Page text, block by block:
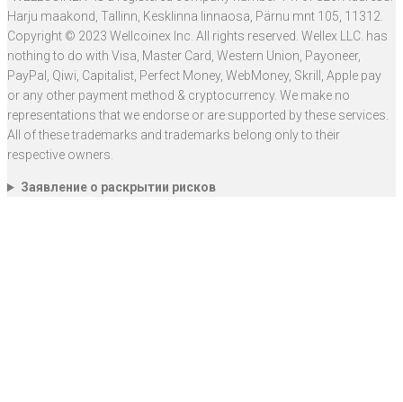
Harju maakond, Tallinn, Kesklinna linnaosa, Pärnu mnt 105, 11312.
Copyright © 2023 Wellcoinex Inc. All rights reserved. Wellex LLC. has
nothing to do with Visa, Master Card, Western Union, Payoneer,
PayPal, Qiwi, Capitalist, Perfect Money, WebMoney, Skrill, Apple pay
or any other payment method & cryptocurrency. We make no
representations that we endorse or are supported by these services.
All of these trademarks and trademarks belong only to their
respective owners.
Заявление о раскрытии рисков